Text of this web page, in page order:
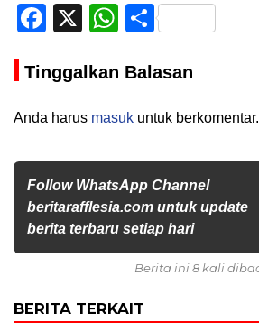
Facebook
X WhatsApp
Share
Tinggalkan Balasan
Anda harus masuk untuk berkomentar.
Follow WhatsApp Channel
beritarafflesia.com untuk update
berita terbaru setiap hari
Berita ini 8 kali
BERITA TERKAIT